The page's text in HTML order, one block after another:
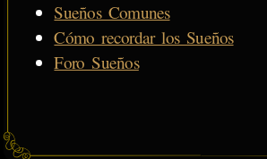
Sueños Comunes
Cómo recordar los Sueños
Foro Sueños